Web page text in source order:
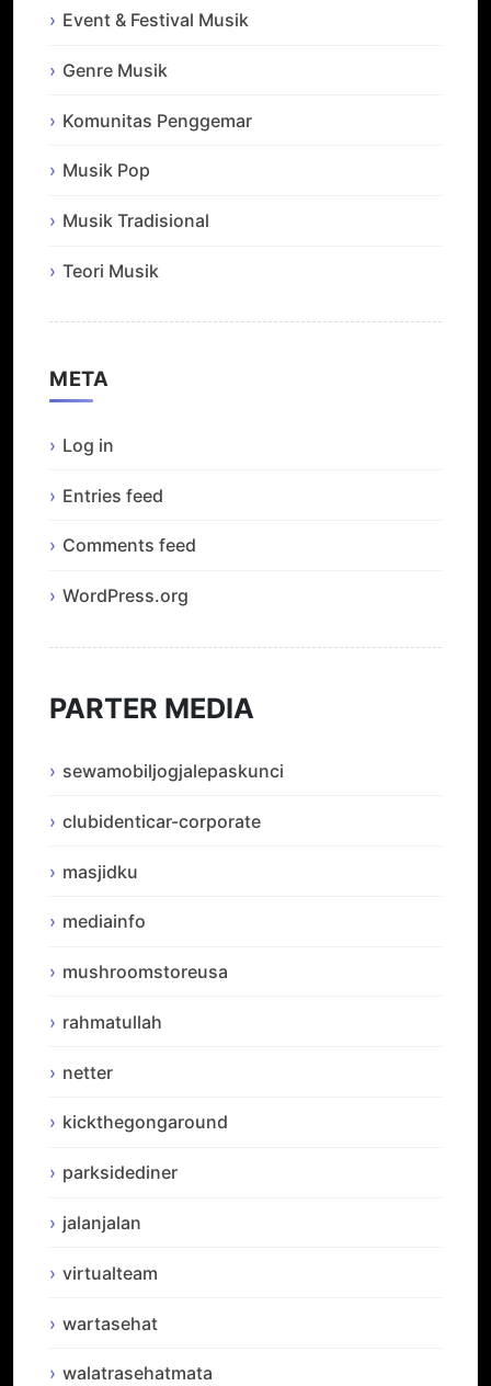
Event & Festival Musik
Genre Musik
Komunitas Penggemar
Musik Pop
Musik Tradisional
Teori Musik
META
Log in
Entries feed
Comments feed
WordPress.org
PARTER MEDIA
sewamobiljogjalepaskunci
clubidenticar-corporate
masjidku
mediainfo
mushroomstoreusa
rahmatullah
netter
kickthegongaround
parksidediner
jalanjalan
virtualteam
wartasehat
walatrasehatmata